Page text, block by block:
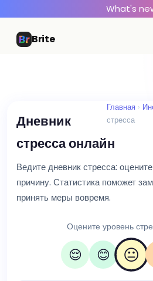
What's
Brite
Главная
стресса
Дневник
стресса онлайн
Ведите дневник стресса:
причину. Статистика поможет
принять меры вовремя.
Оцените уровень
😌 😊 😐